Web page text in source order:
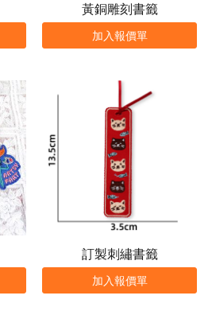
黃銅雕刻書籤
加入報價單
訂製刺繡書籤
加入報價單